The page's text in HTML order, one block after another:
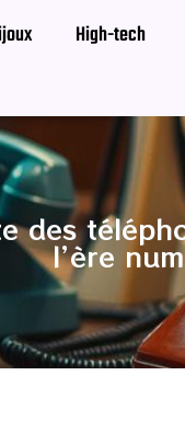
High-tech
des
l’ère